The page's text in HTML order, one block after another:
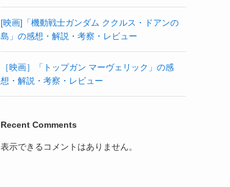
[映画]「機動戦士ガンダム ククルス・ドアンの
島」の感想・解説・考察・レビュー
［映画］「トップガン マーヴェリック」の感
想・解説・考察・レビュー
Recent Comments
表示できるコメントはありません。